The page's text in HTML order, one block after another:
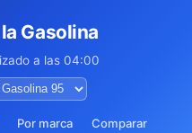
Gasolina
a las 04:00
Por marca
Comparar